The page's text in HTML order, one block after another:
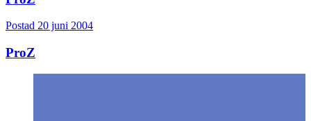
Postad 20 juni 2004
ProZ